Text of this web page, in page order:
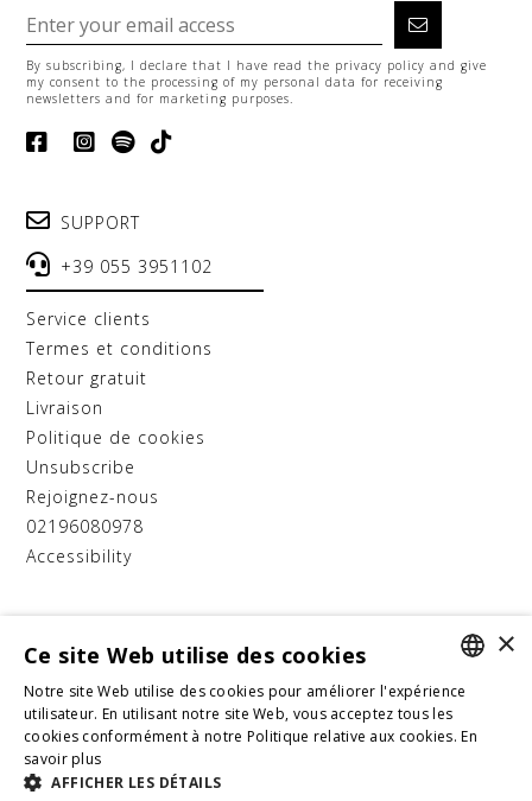
By subscribing, I declare that I have read the privacy policy and give
my consent to the processing of my personal data for receiving
newsletters and for marketing purposes.
Progetto"D.A.T.E. EXPORT 2.0"
Cofinanziato dal Bando Internazionalizzazione 2025,
Programma Regionale Toscana FESR 2021-2027.
Azione 1.3.1 "Sostegno alle PMI - export", operazione
CUP: 4341.05032025.092000514_731
SUPPORT
+39 055 3951102
service clients
termes et conditions
retour gratuit
livraison
politique de cookies
unsubscribe
rejoignez-nous
02196080978
accessibility
ITALIAN
ENGLISH
×
Ce site Web utilise des cookies
Notre site Web utilise des cookies pour améliorer l'expérience
utilisateur. En utilisant notre site Web, vous acceptez tous les
cookies conformément à notre Politique relative aux cookies. En
savoir plus
AFFICHER LES DÉTAILS